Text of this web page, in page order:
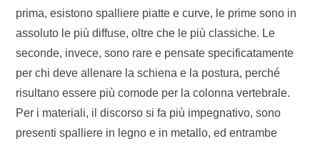
prima, esistono spalliere piatte e curve, le prime sono in
assoluto le più diffuse, oltre che le più classiche. Le
seconde, invece, sono rare e pensate specificatamente
per chi deve allenare la schiena e la postura, perché
risultano essere più comode per la colonna vertebrale.
Per i materiali, il discorso si fa più impegnativo, sono
presenti spalliere in legno e in metallo, ed entrambe